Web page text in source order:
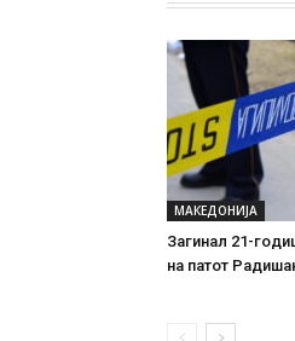
МАКЕДОНИЈА
Загинал 21-
на патот